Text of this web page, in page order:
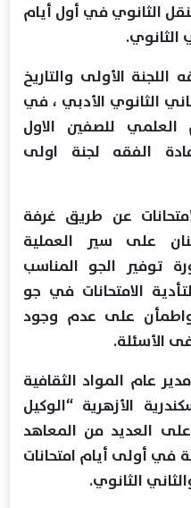
الثانوي في أول أيام
الثانوي.
الأولى والتاريخ
الثانوي الأدبي ، في
للصفين الاول
الفقه لجنة اولى
عن طريق غرفة
على سير العملية
توفير الجو المناسب
الامتحانات في جو
واطمأن على عدم وجود
الأسئلة.
عام المواد الثقافية
الأزهرية “الوكيل
على العديد من المعاهد
في أولى أيام امتحانات
الثانوي.